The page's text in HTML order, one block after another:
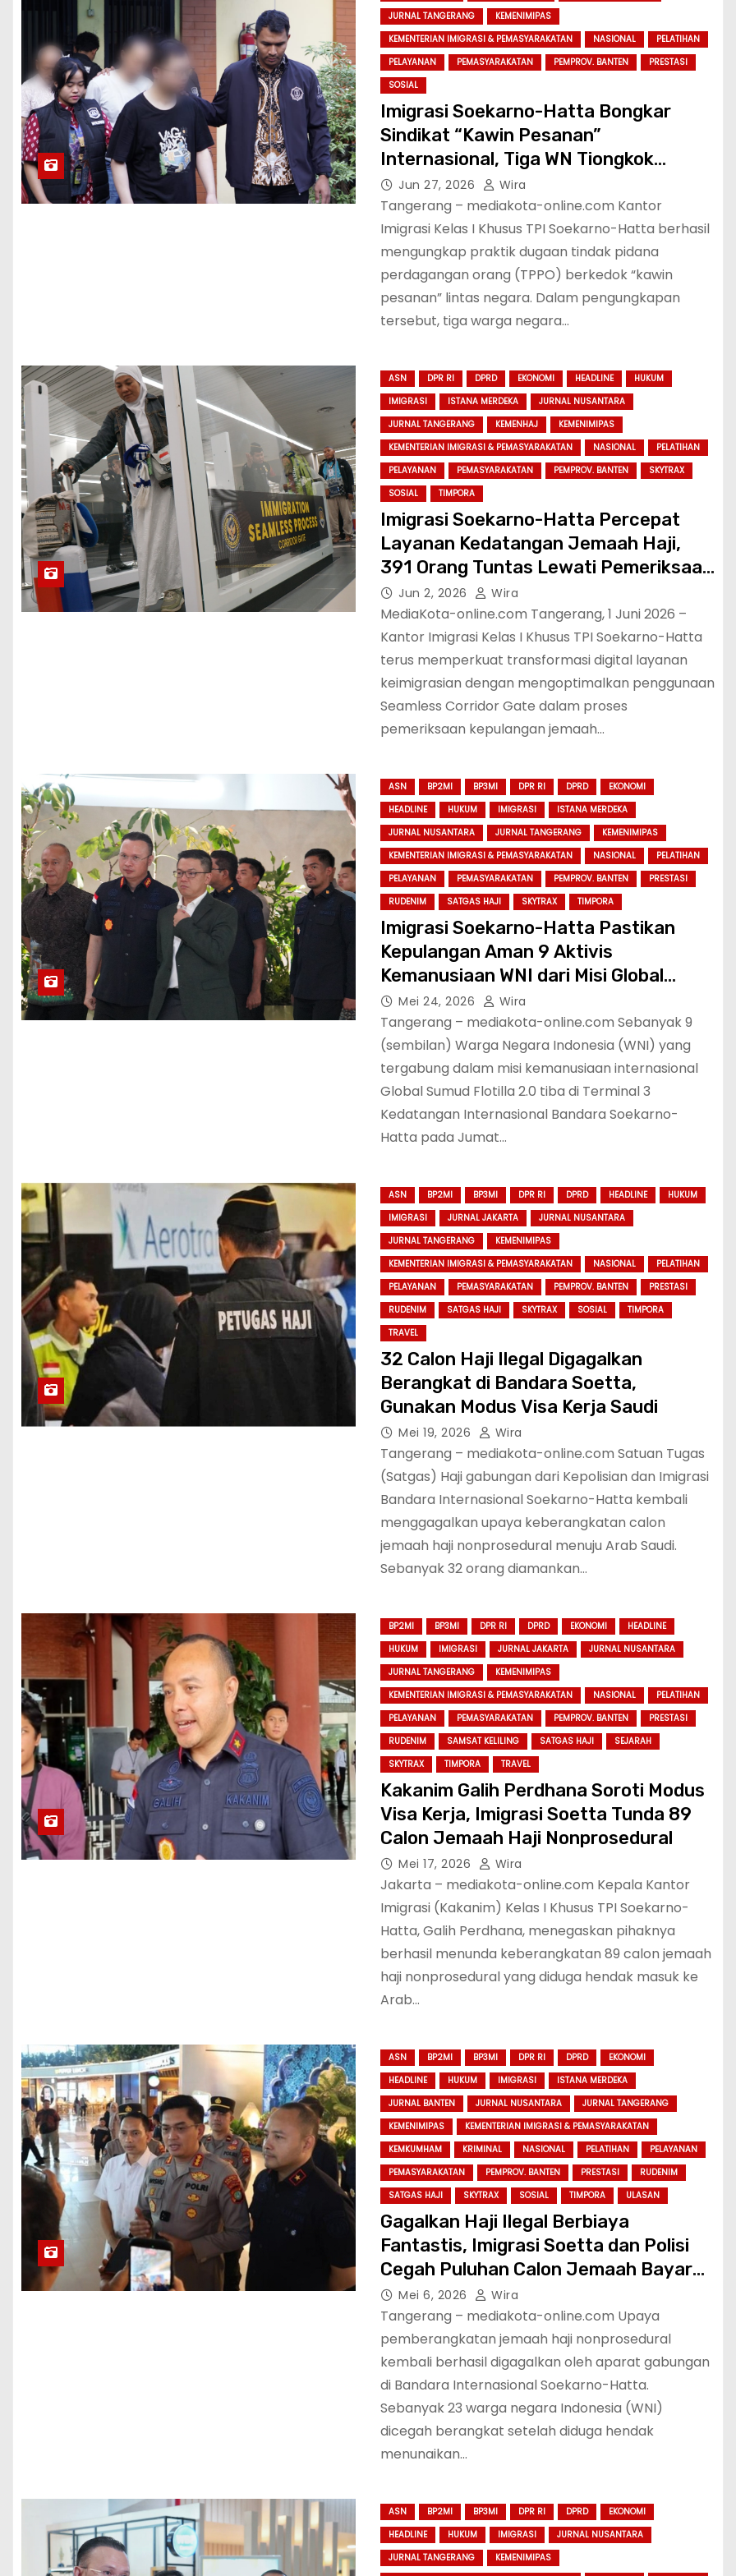
JURNAL TANGERANG
KEMENIMIPAS
KEMENTERIAN IMIGRASI & PEMASYARAKATAN
NASIONAL
PELATIHAN
PELAYANAN
PEMASYARAKATAN PEMPROV. BANTEN
PRESTASI
SOSIAL
Imigrasi Soekarno-Hatta Bongkar
Sindikat “Kawin Pesanan”
Internasional, Tiga WN Tiongkok
Dideportasi
Jun 27, 2026 Wira
Tangerang – mediakota-online.com Kantor
Imigrasi Kelas I Khusus TPI Soekarno-Hatta berhasil
mengungkap praktik dugaan tindak pidana
perdagangan orang (TPPO) berkedok “kawin
pesanan” lintas negara. Dalam pengungkapan
tersebut, tiga warga negara…
ASN DPR RI DPRD EKONOMI HEADLINE
HUKUM
IMIGRASI
ISTANA MERDEKA
JURNAL NUSANTARA
JURNAL TANGERANG
KEMENHAJ
KEMENIMIPAS
KEMENTERIAN IMIGRASI & PEMASYARAKATAN
NASIONAL
PELATIHAN
PELAYANAN
PEMASYARAKATAN PEMPROV. BANTEN
SKYTRAX
SOSIAL
TIMPORA
Imigrasi Soekarno-Hatta Percepat
Layanan Kedatangan Jemaah Haji,
391 Orang Tuntas Lewati Pemeriksaan
dalam 40 Menit
Jun 2, 2026 Wira
MediaKota-online.com Tangerang, 1 Juni 2026 –
Kantor Imigrasi Kelas I Khusus TPI Soekarno-Hatta
terus memperkuat transformasi digital layanan
keimigrasian dengan mengoptimalkan penggunaan
Seamless Corridor Gate dalam proses
pemeriksaan kepulangan jemaah…
ASN BP2MI BP3MI DPR RI DPRD
EKONOMI
HEADLINE
HUKUM IMIGRASI
ISTANA MERDEKA
JURNAL NUSANTARA
JURNAL TANGERANG
KEMENIMIPAS
KEMENTERIAN IMIGRASI & PEMASYARAKATAN
NASIONAL
PELATIHAN
PELAYANAN
PEMASYARAKATAN PEMPROV. BANTEN
PRESTASI
RUDENIM
SATGAS HAJI SKYTRAX TIMPORA
Imigrasi Soekarno-Hatta Pastikan
Kepulangan Aman 9 Aktivis
Kemanusiaan WNI dari Misi Global
Sumud Flotilla
Mei 24, 2026 Wira
Tangerang – mediakota-online.com Sebanyak 9
(sembilan) Warga Negara Indonesia (WNI) yang
tergabung dalam misi kemanusiaan internasional
Global Sumud Flotilla 2.0 tiba di Terminal 3
Kedatangan Internasional Bandara Soekarno-
Hatta pada Jumat…
ASN BP2MI BP3MI DPR RI DPRD HEADLINE
HUKUM
IMIGRASI
JURNAL JAKARTA
JURNAL NUSANTARA
JURNAL TANGERANG
KEMENIMIPAS
KEMENTERIAN IMIGRASI & PEMASYARAKATAN
NASIONAL
PELATIHAN
PELAYANAN
PEMASYARAKATAN PEMPROV. BANTEN
PRESTASI
RUDENIM
SATGAS HAJI SKYTRAX SOSIAL
TIMPORA
TRAVEL
32 Calon Haji Ilegal Digagalkan
Berangkat di Bandara Soetta,
Gunakan Modus Visa Kerja Saudi
Mei 19, 2026 Wira
Tangerang – mediakota-online.com Satuan Tugas
(Satgas) Haji gabungan dari Kepolisian dan Imigrasi
Bandara Internasional Soekarno-Hatta kembali
menggagalkan upaya keberangkatan calon
jemaah haji nonprosedural menuju Arab Saudi.
Sebanyak 32 orang diamankan…
BP2MI BP3MI DPR RI DPRD EKONOMI
HEADLINE
HUKUM
IMIGRASI JURNAL JAKARTA
JURNAL NUSANTARA
JURNAL TANGERANG
KEMENIMIPAS
KEMENTERIAN IMIGRASI & PEMASYARAKATAN
NASIONAL
PELATIHAN
PELAYANAN
PEMASYARAKATAN PEMPROV. BANTEN
PRESTASI
RUDENIM
SAMSAT KELILING SATGAS HAJI
SEJARAH
SKYTRAX
TIMPORA TRAVEL
Kakanim Galih Perdhana Soroti Modus
Visa Kerja, Imigrasi Soetta Tunda 89
Calon Jemaah Haji Nonprosedural
Mei 17, 2026 Wira
Jakarta – mediakota-online.com Kepala Kantor
Imigrasi (Kakanim) Kelas I Khusus TPI Soekarno-
Hatta, Galih Perdhana, menegaskan pihaknya
berhasil menunda keberangkatan 89 calon jemaah
haji nonprosedural yang diduga hendak masuk ke
Arab…
ASN BP2MI BP3MI DPR RI DPRD
EKONOMI
HEADLINE
HUKUM IMIGRASI
ISTANA MERDEKA
JURNAL BANTEN
JURNAL NUSANTARA
JURNAL TANGERANG
KEMENIMIPAS
KEMENTERIAN IMIGRASI & PEMASYARAKATAN
KEMKUMHAM
KRIMINAL NASIONAL PELATIHAN
PELAYANAN
PEMASYARAKATAN
PEMPROV. BANTEN PRESTASI
RUDENIM
SATGAS HAJI
SKYTRAX SOSIAL TIMPORA ULASAN
Gagalkan Haji Ilegal Berbiaya
Fantastis, Imigrasi Soetta dan Polisi
Cegah Puluhan Calon Jemaah Bayar
Hingga Rp220 Juta
Mei 6, 2026 Wira
Tangerang – mediakota-online.com Upaya
pemberangkatan jemaah haji nonprosedural
kembali berhasil digagalkan oleh aparat gabungan
di Bandara Internasional Soekarno-Hatta.
Sebanyak 23 warga negara Indonesia (WNI)
dicegah berangkat setelah diduga hendak
menunaikan…
ASN BP2MI BP3MI DPR RI DPRD
EKONOMI
HEADLINE
HUKUM IMIGRASI
JURNAL NUSANTARA
JURNAL TANGERANG
KEMENIMIPAS